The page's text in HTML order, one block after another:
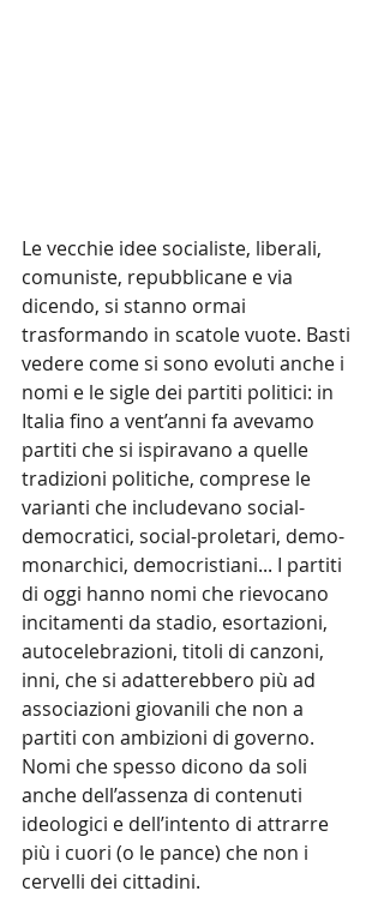
Le vecchie idee socialiste, liberali,
comuniste, repubblicane e via
dicendo, si stanno ormai
trasformando in scatole vuote. Basti
vedere come si sono evoluti anche i
nomi e le sigle dei partiti politici: in
Italia fino a vent’anni fa avevamo
partiti che si ispiravano a quelle
tradizioni politiche, comprese le
varianti che includevano social-
democratici, social-proletari, demo-
monarchici, democristiani... I partiti
di oggi hanno nomi che rievocano
incitamenti da stadio, esortazioni,
autocelebrazioni, titoli di canzoni,
inni, che si adatterebbero più ad
associazioni giovanili che non a
partiti con ambizioni di governo.
Nomi che spesso dicono da soli
anche dell’assenza di contenuti
ideologici e dell’intento di attrarre
più i cuori (o le pance) che non i
cervelli dei cittadini.